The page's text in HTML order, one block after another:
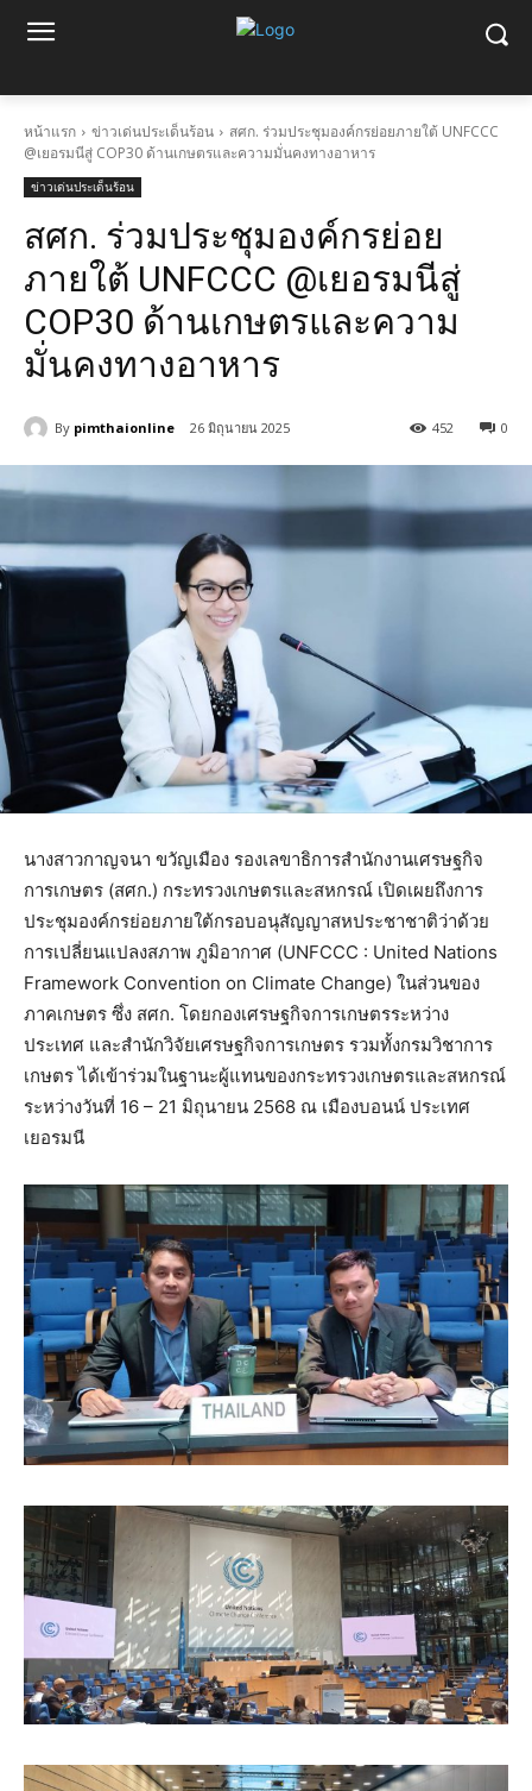
หน้าแรก ข่าวเด่นประเด็นร้อน
สศก. ร่วมประชุมองค์กรย่อยภายใต้ UNFCCC
@เยอรมนีสู่ COP30 ด้านเกษตรและความมั่นคงทางอาหาร
ข่าวเด่นประเด็นร้อน
สศก. ร่วมประชุมองค์กรย่อย
ภายใต้ UNFCCC @เยอรมนีสู่
COP30 ด้านเกษตรและความ
มั่นคงทางอาหาร
By pimthaionline 26 มิถุนายน 2025 0
452
นางสาวกาญจนา ขวัญเมือง รองเลขาธิการสำนักงานเศรษฐกิจ
การเกษตร (สศก.) กระทรวงเกษตรและสหกรณ์ เปิดเผยถึงการ
ประชุมองค์กรย่อยภายใต้กรอบอนุสัญญาสหประชาชาติว่าด้วย
การเปลี่ยนแปลงสภาพ ภูมิอากาศ (UNFCCC : United Nations
Framework Convention on Climate Change) ในส่วนของ
ภาคเกษตร ซึ่ง สศก. โดยกองเศรษฐกิจการเกษตรระหว่าง
ประเทศ และสำนักวิจัยเศรษฐกิจการเกษตร รวมทั้งกรมวิชาการ
เกษตร ได้เข้าร่วมในฐานะผู้แทนของกระทรวงเกษตรและสหกรณ์
ระหว่างวันที่ 16 – 21 มิถุนายน 2568 ณ เมืองบอนน์ ประเทศ
เยอรมนี